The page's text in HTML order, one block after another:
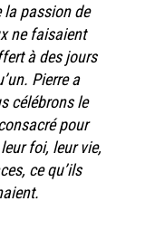
la passion de
ne faisaient
à des jours
Pierre a
célébrons le
pour
foi, leur vie,
ce qu’ils